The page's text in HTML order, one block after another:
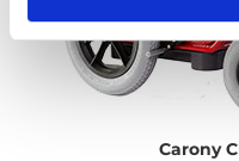
Carony